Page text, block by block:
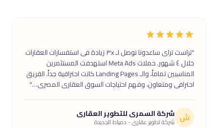
"تراست تراى ساعدونا نوصل لـ ٣x زيادة فى استفسارات العقارات
خلال ٤ شهور. حملات Meta Ads استهدفت المستثمرين
المناسبين تماماً، والـ Landing Pages كانت احترافية جداً. الفريق
احترافى ومتعاون، وفهم احتياجات السوق العقارى المصرى…"
ش شركة السمرى للتطوير العقارى
شركة تطوير عقارى - دمياط الجديدة